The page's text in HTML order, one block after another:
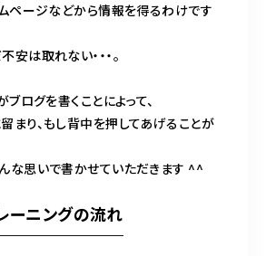
ページなどから情報を得るわけです
は取れない・・・。
ブログを書くことによって、
まり、もし背中を押してあげることが
な思いで書かせていただきます ^^
ーニングの流れ